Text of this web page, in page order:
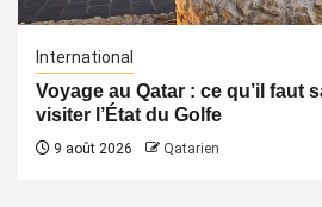
International
Voyage au Qatar : ce qu’il faut
visiter l’État du Golfe
9 août 2026 Qatarien